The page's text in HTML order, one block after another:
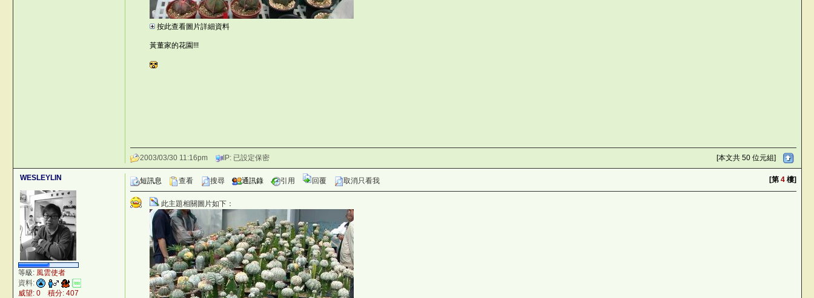
按此查看圖片詳細資料
黃董家的花園!!!RJ
2003/03/30 11:16pm IP: 已設定保密 [本文共 50 位元組]
WESLEYLIN
等級: 風雲使者
資料:
威望: 0 積分: 407
短訊息 查看 搜尋 通訊錄 引用 回覆 取消只看我 [第 4樓]
此主題相關圖片如下：